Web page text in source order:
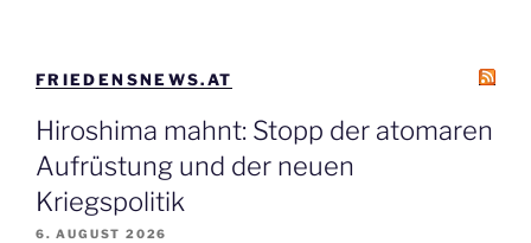
FRIEDENSNEWS.AT
Hiroshima mahnt: Stopp der atomaren
Aufrüstung und der neuen
Kriegspolitik
6. AUGUST 2026